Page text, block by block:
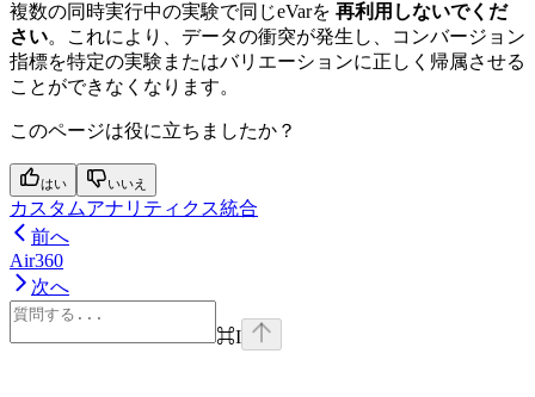
複数の同時実行中の実験で同じeVarを 再利用しないでくだ
さい。これにより、データの衝突が発生し、コンバージョン
指標を特定の実験またはバリエーションに正しく帰属させる
ことができなくなります。
このページは役に立ちましたか？
はい いいえ
カスタムアナリティクス統合
前へ
Air360
次へ
⌘I